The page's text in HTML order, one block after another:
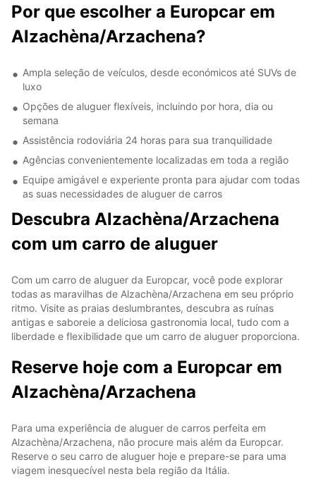
Por que escolher a Europcar em
Alzachèna/Arzachena?
Ampla seleção de veículos, desde económicos até SUVs de
luxo
Opções de aluguer flexíveis, incluindo por hora, dia ou
semana
Assistência rodoviária 24 horas para sua tranquilidade
Agências convenientemente localizadas em toda a região
Equipe amigável e experiente pronta para ajudar com todas
as suas necessidades de aluguer de carros
Descubra Alzachèna/Arzachena
com um carro de aluguer
Com um carro de aluguer da Europcar, você pode explorar
todas as maravilhas de Alzachèna/Arzachena em seu próprio
ritmo. Visite as praias deslumbrantes, descubra as ruínas
antigas e saboreie a deliciosa gastronomia local, tudo com a
liberdade e flexibilidade que um carro de aluguer proporciona.
Reserve hoje com a Europcar em
Alzachèna/Arzachena
Para uma experiência de aluguer de carros perfeita em
Alzachèna/Arzachena, não procure mais além da Europcar.
Reserve o seu carro de aluguer hoje e prepare-se para uma
viagem inesquecível nesta bela região da Itália.